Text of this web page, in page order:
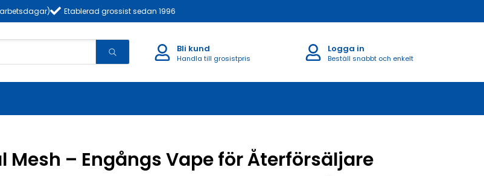
Etablerad grossist sedan 1996
Bli kund
Handla till grosistpris
Logga in
Beställ snabbt och enkelt
Mesh – Engångs Vape för Återförsäljare